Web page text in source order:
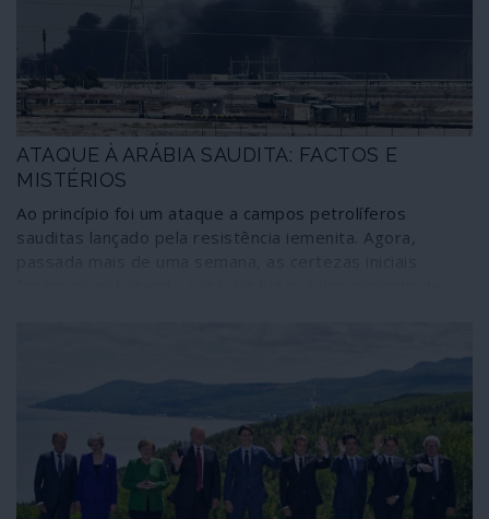
Matter”, e das suas artimanhas, como a das “revoluções
coloridas”, transformou o descontentamento popular
genuíno num ajuste de contas entre elites imperiais em
vésperas de eleições.
ATAQUE À ARÁBIA SAUDITA: FACTOS E
MISTÉRIOS
Ao princípio foi um ataque a campos petrolíferos
sauditas lançado pela resistência iemenita. Agora,
pescadores globais de águas turvas. Entre os quais os
grandes especuladores financeiros, os adeptos da bolha
da dívida, os amantes das “crises do petróleo” e os
fanáticos da necessidade de uma guerra contra o Irão.